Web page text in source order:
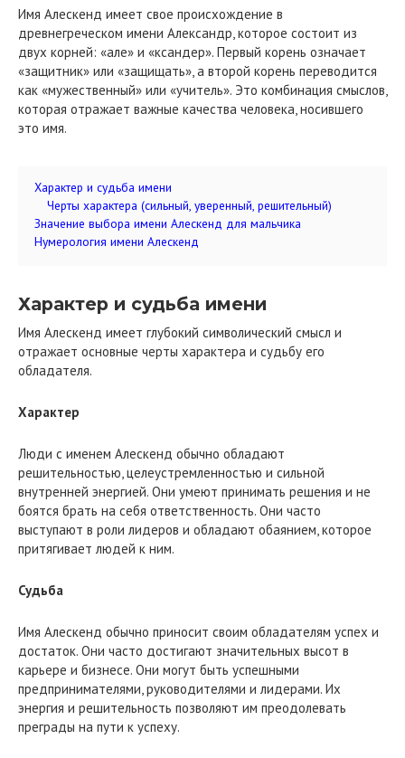
Имя Алескенд имеет свое происхождение в
древнегреческом имени Александр, которое состоит из
двух корней: «але» и «ксандер». Первый корень означает
«защитник» или «защищать», а второй корень переводится
как «мужественный» или «учитель». Это комбинация смыслов,
которая отражает важные качества человека, носившего
это имя.
Характер и судьба имени
Черты характера (сильный, уверенный, решительный)
Значение выбора имени Алескенд для мальчика
Нумерология имени Алескенд
Характер и судьба имени
Имя Алескенд имеет глубокий символический смысл и
отражает основные черты характера и судьбу его
обладателя.
Характер
Люди с именем Алескенд обычно обладают
решительностью, целеустремленностью и сильной
внутренней энергией. Они умеют принимать решения и не
боятся брать на себя ответственность. Они часто
выступают в роли лидеров и обладают обаянием, которое
притягивает людей к ним.
Судьба
Имя Алескенд обычно приносит своим обладателям успех и
достаток. Они часто достигают значительных высот в
карьере и бизнесе. Они могут быть успешными
предпринимателями, руководителями и лидерами. Их
энергия и решительность позволяют им преодолевать
преграды на пути к успеху.